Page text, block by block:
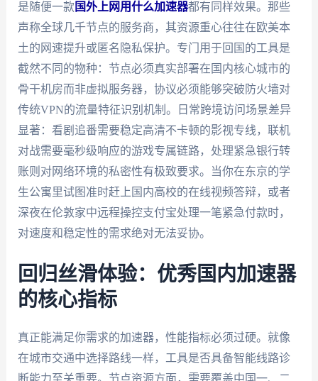
是随便一款 国外上网用什么加速器都有同样效果。那些
声称全球几千节点的服务商，其资源重心往往在欧美本
土的网速提升或匿名隐私保护。专门用于回国的工具是
截然不同的物种：节点必须真实部署在国内核心城市的
骨干机房而非虚拟服务器，协议必须能够突破防火墙对
传统VPN的流量特征识别机制。日常跨境访问场景差异
显著：看剧追番需要稳定高清不卡顿的影视专线，联机
对战需要毫秒级响应的游戏专属链路，处理紧急银行转
账则对网络环境的私密性有极致要求。当你在东京的学
生公寓里试图准时赶上国内高校的在线视频答辩，或者
深夜在伦敦家中远程操控支付宝处理一笔紧急付款时，
对速度和稳定性的需求绝对无法妥协。
回归丝滑体验：优秀国内加速器
的核心指标
真正能满足你需求的加速器，性能指标必须过硬。就像
在城市交通中选择路线一样，工具是否具备智能线路诊
断能力至关重要。节点资源方面，需要覆盖中国一、二